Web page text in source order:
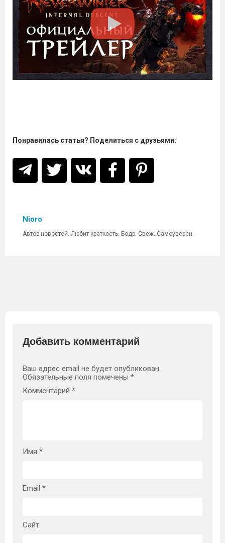
Понравилась статья? Поделиться с друзьями:
Nioro
Автор новостей. Любит краткость. Бодр. Свеж. Самоуверен.
Добавить комментарий
Ваш адрес email не будет опубликован.
Обязательные поля помечены *
Комментарий *
Имя *
Email *
Сайт